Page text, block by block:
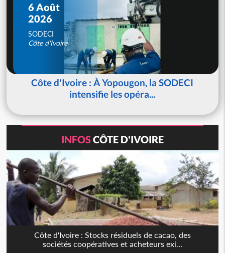
6 Août
2026
SODECI
Côte d'Ivoire
Côte d'Ivoire : À Yopougon, la SODECI
intensifie les opéra...
INFOSCÔTE D'IVOIRE
Côte d'Ivoire : Stocks résiduels de cacao, des
sociétés coopératives et acheteurs exi...